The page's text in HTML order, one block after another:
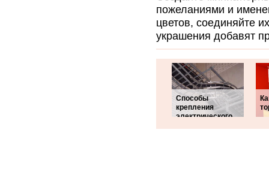
пожеланиями и
цветов, соединяйте
украшения добавят
Способы
крепления
электрического